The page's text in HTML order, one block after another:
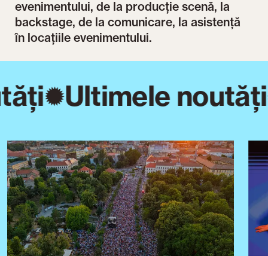
evenimentului, de la producție scenă, la
backstage, de la comunicare, la asistență
în locațiile evenimentului.
Ultimele noutăți